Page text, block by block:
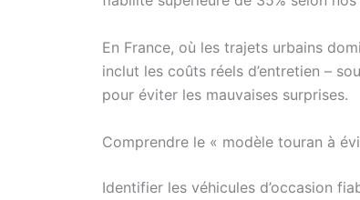
En France, où les trajets urbains
inclut les coûts réels d’entretien –
pour éviter les mauvaises surprises.
Comprendre le « modèle touran à
Identifier les véhicules d’occasion